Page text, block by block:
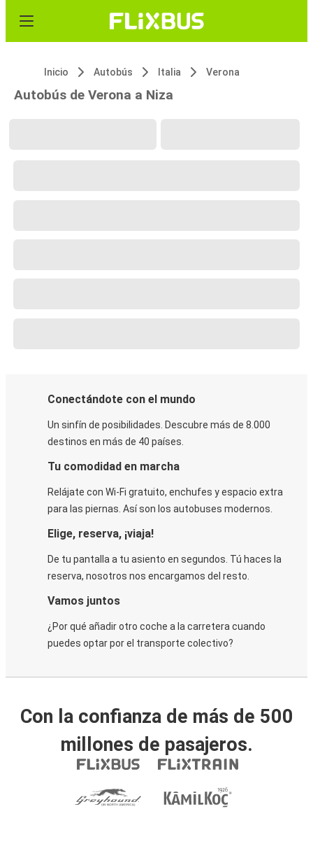
Inicio Autobús Italia Verona
Autobús de Verona a Niza
Conectándote con el mundo
Un sinfín de posibilidades. Descubre más de 8.000
destinos en más de 40 países.
Tu comodidad en marcha
Relájate con Wi-Fi gratuito, enchufes y espacio extra
para las piernas. Así son los autobuses modernos.
Elige, reserva, ¡viaja!
De tu pantalla a tu asiento en segundos. Tú haces la
reserva, nosotros nos encargamos del resto.
Vamos juntos
¿Por qué añadir otro coche a la carretera cuando
puedes optar por el transporte colectivo?
Con la confianza de más de 500
millones de pasajeros.